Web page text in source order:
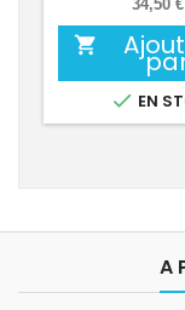
34,50 €

 EN
A